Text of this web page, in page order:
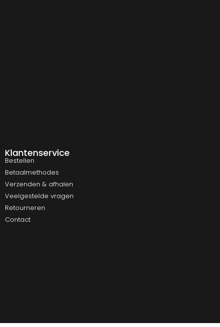
Klantenservice
Bestellen
Betaalmethodes
Verzenden & afhalen
Veelgestelde vragen
Retourneren
Contact